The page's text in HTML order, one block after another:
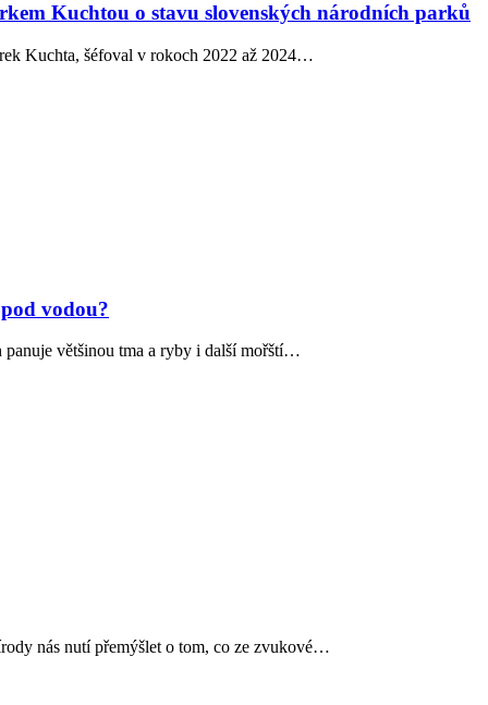
Kuchtou o stavu slovenských národních parků
Kuchta, šéfoval v rokoch 2022 až 2024…
vodou?
většinou tma a ryby i další mořští…
nás nutí přemýšlet o tom, co ze zvukové…